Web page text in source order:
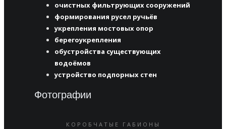
очистных фильтрующих сооружений
формирования русел ручьёв
укрепления мостовых опор
берегоукрепления
обустройства существующих
водоёмов
устройство подпорных стен
Фотографии
КОРОБЧАТЫЕ ГАБИОНЫ